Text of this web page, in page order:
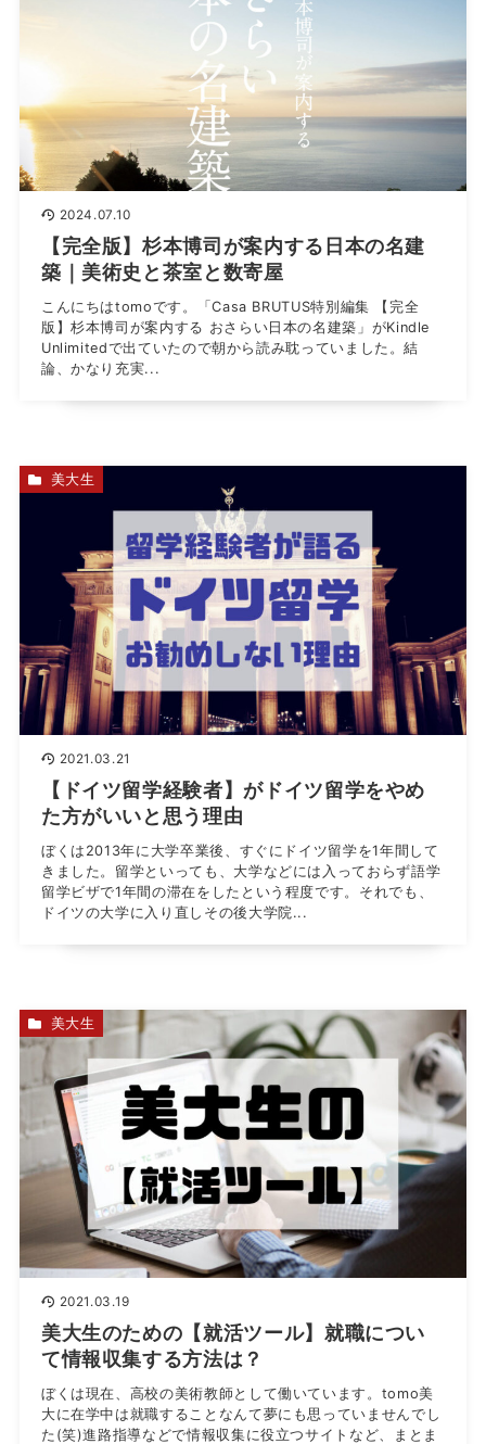
2024.07.10
【完全版】杉本博司が案内する日本の名建
築｜美術史と茶室と数寄屋
こんにちはtomoです。「Casa BRUTUS特別編集 【完全
版】杉本博司が案内する おさらい日本の名建築」がKindle
Unlimitedで出ていたので朝から読み耽っていました。結
論、かなり充実...
2021.03.21
【ドイツ留学経験者】がドイツ留学をやめ
た方がいいと思う理由
ぼくは2013年に大学卒業後、すぐにドイツ留学を1年間して
きました。留学といっても、大学などには入っておらず語学
留学ビザで1年間の滞在をしたという程度です。それでも、
ドイツの大学に入り直しその後大学院...
美大生
2021.03.19
美大生のための【就活ツール】就職につい
て情報収集する方法は？
ぼくは現在、高校の美術教師として働いています。tomo美
大に在学中は就職することなんて夢にも思っていませんでし
た(笑)進路指導などで情報収集に役立つサイトなど、まとま
美大生